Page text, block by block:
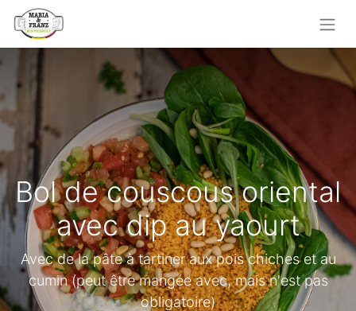
Bol de couscous oriental
avec dip au yaourt
Avec de la pâte à tartiner aux pois chiches et au
cumin (peut être mangée avec, mais n'est pas
obligatoire)